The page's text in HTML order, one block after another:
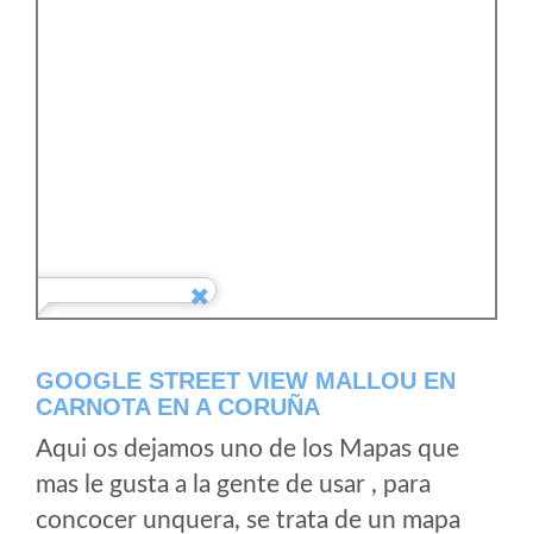
GOOGLE STREET VIEW MALLOU EN
CARNOTA EN A CORUÑA
Aqui os dejamos uno de los Mapas que
mas le gusta a la gente de usar , para
concocer unquera, se trata de un mapa